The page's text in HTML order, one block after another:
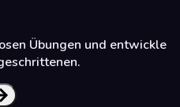
Übungen und entwickle